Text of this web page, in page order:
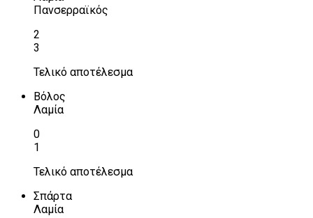
Πανσερραϊκός
2
3
Τελικό αποτέλεσμα
Βόλος
Λαμία
0
1
Τελικό αποτέλεσμα
Σπάρτα
Λαμία